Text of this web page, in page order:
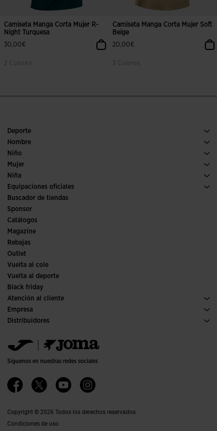
Camiseta Manga Corta Mujer R-
Night Turquesa
30,00€
2 Colores
Camiseta Manga Corta Mujer Soft
Beige
20,00€
3 Colores
Deporte
Running
Pádel
Fútbol
Trail running
Tenis
Hombre
Calzado Hombre
Deporte
Niño
Ver todo ropa niño
Mujer
Ropa Mujer
Deporte
Niña
Ver todo ropa niña
Equipaciones oficiales
Fútbol
Fútbol sala
Comités y Federaciones
Ediciones especiales
Buscador de tiendas
Sponsor
Catálogos
Magazine
Rebajas
Outlet
Vuelta al cole
Vuelta al deporte
Black friday
Atención al cliente
Condiciones de compra
Transporte y entrega
Preguntas frecuentes
Empresa
Historia
Política de calidad y medio ambiente
Trabaja con nosotros
Proyectos subvencionados
Canal ético
Distribuidores
Jomanet
Área marketing
Contacto
Siguenos en nuestras redes sociales
Copyright © 2026 Todos los derechos reservados
Condiciones de uso